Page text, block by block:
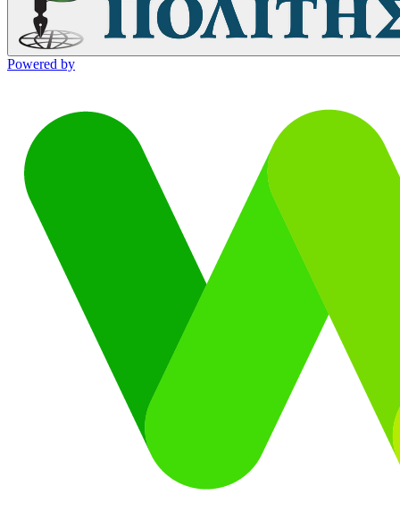
Powered by